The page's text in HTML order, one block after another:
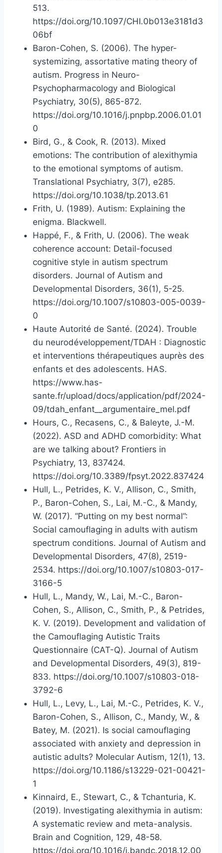
513.
https://doi.org/10.1097/CHI.0b013e3181d3
06bf
Baron-Cohen, S. (2006). The hyper-
systemizing, assortative mating theory of
autism. Progress in Neuro-
Psychopharmacology and Biological
Psychiatry, 30(5), 865-872.
https://doi.org/10.1016/j.pnpbp.2006.01.01
0
Bird, G., & Cook, R. (2013). Mixed
emotions: The contribution of alexithymia
to the emotional symptoms of autism.
Translational Psychiatry, 3(7), e285.
https://doi.org/10.1038/tp.2013.61
Frith, U. (1989). Autism: Explaining the
enigma. Blackwell.
Happé, F., & Frith, U. (2006). The weak
coherence account: Detail-focused
cognitive style in autism spectrum
disorders. Journal of Autism and
Developmental Disorders, 36(1), 5-25.
https://doi.org/10.1007/s10803-005-0039-
0
Haute Autorité de Santé. (2024). Trouble
du neurodéveloppement/TDAH : Diagnostic
et interventions thérapeutiques auprès des
enfants et des adolescents. HAS.
https://www.has-
sante.fr/upload/docs/application/pdf/2024-
09/tdah_enfant__argumentaire_mel.pdf
Hours, C., Recasens, C., & Baleyte, J.-M.
(2022). ASD and ADHD comorbidity: What
are we talking about? Frontiers in
Psychiatry, 13, 837424.
https://doi.org/10.3389/fpsyt.2022.837424
Hull, L., Petrides, K. V., Allison, C., Smith,
P., Baron-Cohen, S., Lai, M.-C., & Mandy,
W. (2017). “Putting on my best normal”:
Social camouflaging in adults with autism
spectrum conditions. Journal of Autism and
Developmental Disorders, 47(8), 2519-
2534. https://doi.org/10.1007/s10803-017-
3166-5
Hull, L., Mandy, W., Lai, M.-C., Baron-
Cohen, S., Allison, C., Smith, P., & Petrides,
K. V. (2019). Development and validation of
the Camouflaging Autistic Traits
Questionnaire (CAT-Q). Journal of Autism
and Developmental Disorders, 49(3), 819-
833. https://doi.org/10.1007/s10803-018-
3792-6
Hull, L., Levy, L., Lai, M.-C., Petrides, K. V.,
Baron-Cohen, S., Allison, C., Mandy, W., &
Batey, M. (2021). Is social camouflaging
associated with anxiety and depression in
autistic adults? Molecular Autism, 12(1), 13.
https://doi.org/10.1186/s13229-021-00421-
1
Kinnaird, E., Stewart, C., & Tchanturia, K.
(2019). Investigating alexithymia in autism:
A systematic review and meta-analysis.
Brain and Cognition, 129, 48-58.
https://doi.org/10.1016/j.bandc.2018.12.00